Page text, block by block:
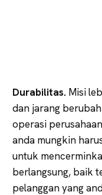
Durabilitas. Misi
dan jarang
operasi
anda mungkin
untuk
berlangsung, baik
pelanggan yang